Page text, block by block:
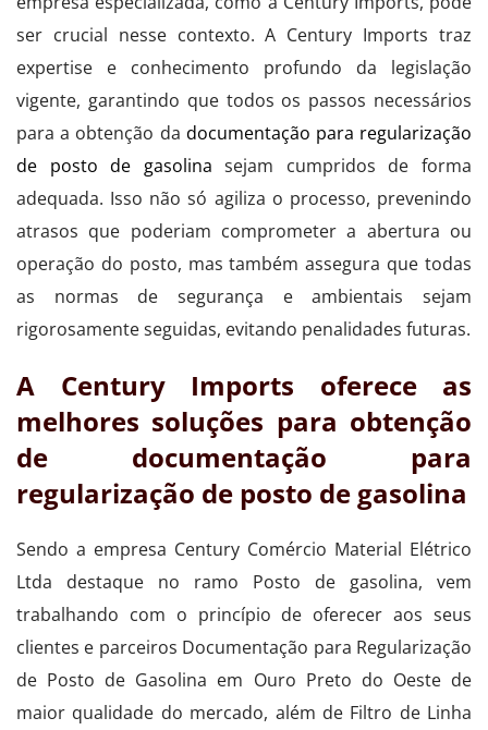
ser crucial nesse contexto. A Century Imports traz
expertise e conhecimento profundo da legislação
vigente, garantindo que todos os passos necessários
para a obtenção da documentação para regularização
de posto de gasolina sejam cumpridos de forma
adequada. Isso não só agiliza o processo, prevenindo
atrasos que poderiam comprometer a abertura ou
operação do posto, mas também assegura que todas
as normas de segurança e ambientais sejam
rigorosamente seguidas, evitando penalidades futuras.
A Century Imports oferece as
melhores soluções para obtenção
de documentação para
regularização de posto de gasolina
Sendo a empresa Century Comércio Material Elétrico
Ltda destaque no ramo Posto de gasolina, vem
trabalhando com o princípio de oferecer aos seus
clientes e parceiros Documentação para Regularização
de Posto de Gasolina em Ouro Preto do Oeste de
maior qualidade do mercado, além de Filtro de Linha